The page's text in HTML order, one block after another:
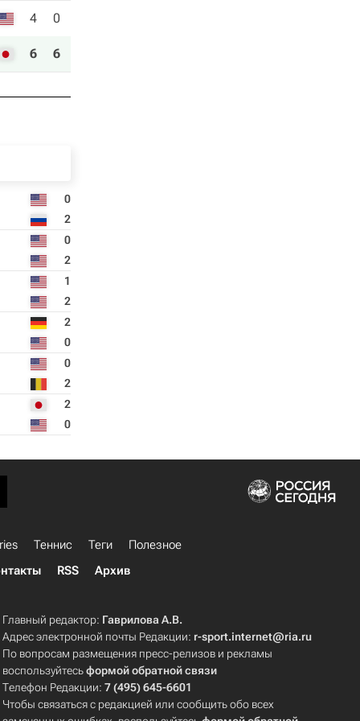
4 0
6 6
0
2
0
2
1
2
2
0
0
2
2
0
Теннис Теги
Полезное
RSS Архив
Главный редактор: Гаврилова А.В.
Адрес электронной почты Редакции: r-sport.internet@ria.ru
По вопросам размещения пресс-релизов и рекламы
воспользуйтесьформой обратной связи
Телефон Редакции:7 (495) 645-6601
Чтобы связаться с редакцией или сообщить обо всех